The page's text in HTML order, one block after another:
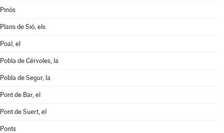
Pinós
Plans de Sió, els
Poal, el
Pobla de Cérvoles, la
Pobla de Segur, la
Pont de Bar, el
Pont de Suert, el
Ponts